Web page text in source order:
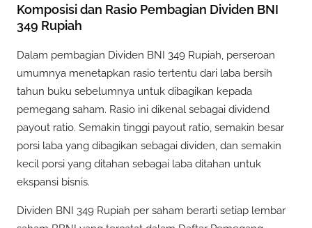
Komposisi dan Rasio Pembagian Dividen BNI
349 Rupiah
Dalam pembagian Dividen BNI 349 Rupiah, perseroan
umumnya menetapkan rasio tertentu dari laba bersih
tahun buku sebelumnya untuk dibagikan kepada
pemegang saham. Rasio ini dikenal sebagai dividend
payout ratio. Semakin tinggi payout ratio, semakin besar
porsi laba yang dibagikan sebagai dividen, dan semakin
kecil porsi yang ditahan sebagai laba ditahan untuk
ekspansi bisnis.
Dividen BNI 349 Rupiah per saham berarti setiap lembar